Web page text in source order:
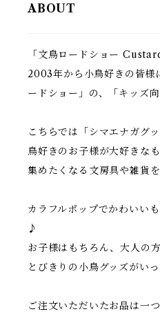
ABOUT
「文鳥ロードショー
2003年から小鳥好きの皆様
ードショー」の、「キッズ向
こちらでは「シマエナガグッ
鳥好きのお子様が大好きな
集めたくなる文房具や雑貨
カラフルポップでかわいい
♪
お子様はもちろん、大人の
とびきりの小鳥グッズがいっ
ご注文いただいたお品は一